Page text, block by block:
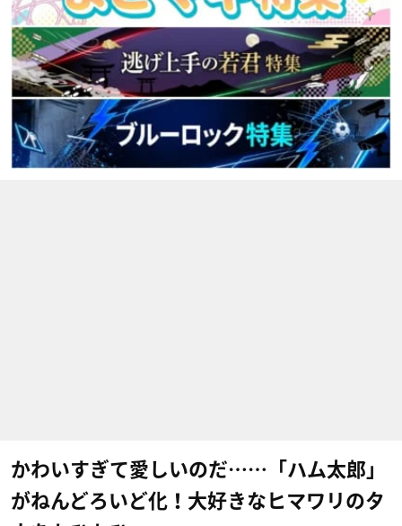
かわいすぎて愛しいのだ……「ハム太郎」
がねんどろいど化！大好きなヒマワリのタ